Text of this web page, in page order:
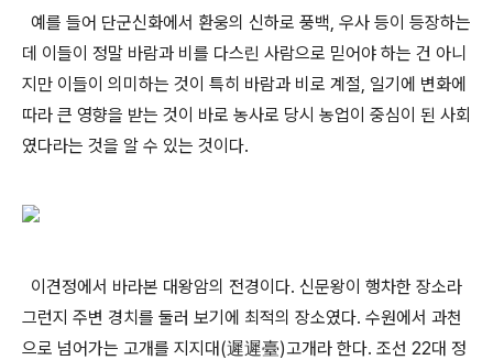
예를 들어 단군신화에서 환웅의 신하로 풍백, 우사 등이 등장하는
데 이들이 정말 바람과 비를 다스린 사람으로 믿어야 하는 건 아니
지만 이들이 의미하는 것이 특히 바람과 비로 계절, 일기에 변화에
따라 큰 영향을 받는 것이 바로 농사로 당시 농업이 중심이 된 사회
였다라는 것을 알 수 있는 것이다.
이견정에서 바라본 대왕암의 전경이다. 신문왕이 행차한 장소라
그런지 주변 경치를 둘러 보기에 최적의 장소였다. 수원에서 과천
으로 넘어가는 고개를 지지대(遲遲臺)고개라 한다. 조선 22대 정